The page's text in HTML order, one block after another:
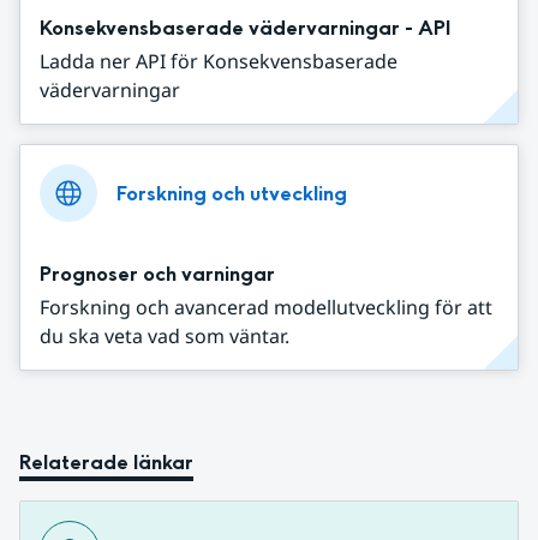
Konsekvensbaserade vädervarningar - API
Ladda ner API för Konsekvensbaserade
vädervarningar
Forskning och utveckling
Prognoser och varningar
Forskning och avancerad modellutveckling för att
du ska veta vad som väntar.
Relaterade länkar